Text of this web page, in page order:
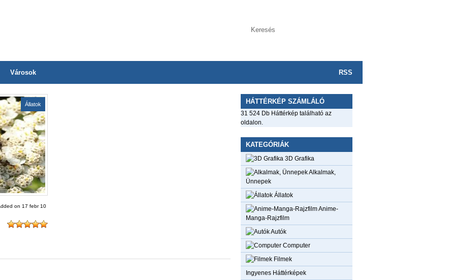
Városok RSS
Állatok
on 17 febr 10
HÁTTÉRKÉP SZÁMLÁLÓ
31 524 Db Háttérkép található az
oldalon.
KATEGÓRIÁK
3D Grafika
Alkalmak,
Ünnepek
Állatok
Anime-
Manga-Rajzfilm
Autók
Computer
Filmek
Ingyenes Háttérképek